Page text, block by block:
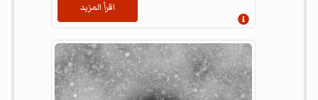
إظهار المعلومات
اقرأ المزيد